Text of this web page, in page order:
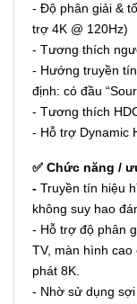
- Độ phân giải &
trợ 4K @ 120Hz)
- Tương thích
- Hướng truyền
định: có đầu
- Tương thích
- Hỗ trợ Dynamic
✅ Chức năng /
- Truyền tín hiệu
không suy hao
- Hỗ trợ độ phân
TV, màn hình
phát 8K.
- Nhờ sử dụng